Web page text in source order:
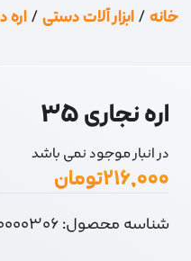
خانه/ابزار آلات دستی/
اره نجاری 35
در انبار موجود نمی باشد
۲۱۶,۰۰۰تومان
شناسه محصول: